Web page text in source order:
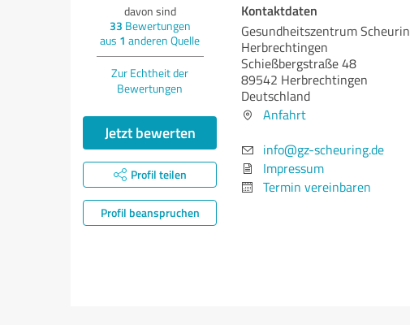
davon sind
33 Bewertungen
aus 1 anderen Quelle
Zur Echtheit der
Bewertungen
Jetzt bewerten
Profil teilen
Profil beanspruchen
Kontaktdaten
Gesundheitszentrum
Herbrechtingen
Schießbergstraße 48
89542 Herbrechtingen
Deutschland
Anfahrt
info@gz-scheuring.de
Impressum
Termin vereinbaren